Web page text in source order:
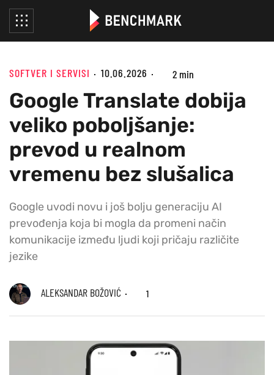
SOFTVER I SERVISI 10.06.2026 2 min
Google Translate dobija
veliko poboljšanje:
prevod u realnom
vremenu bez slušalica
Google uvodi novu i još bolju generaciju AI
prevođenja koja bi mogla da promeni način
komunikacije između ljudi koji pričaju različite
jezike
ALEKSANDAR BOŽOVIĆ 1